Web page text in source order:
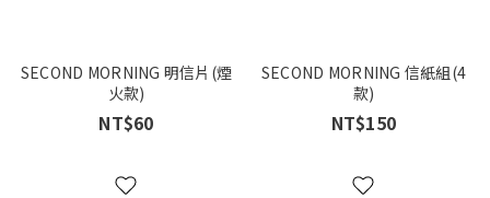
SECOND MORNING 明信片(煙
火款)
NT$60
SECOND MORNING 信紙組(4
款)
NT$150